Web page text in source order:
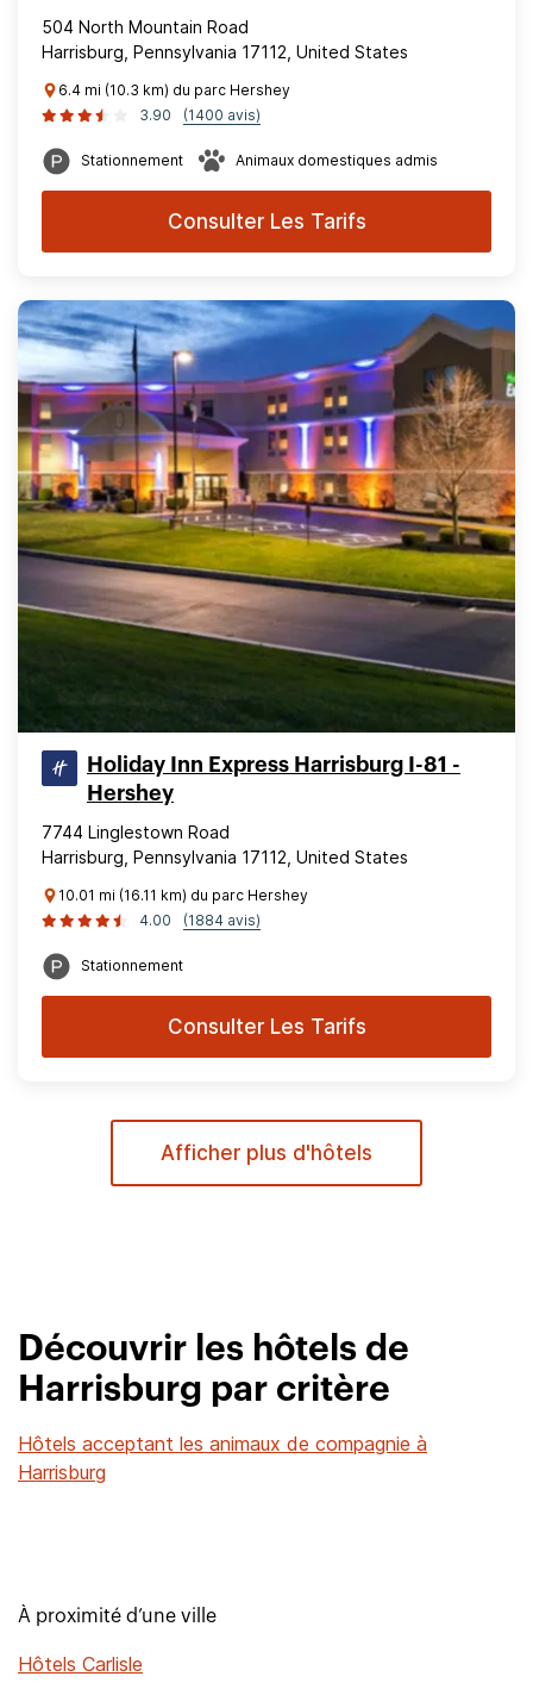
504 North Mountain Road
Harrisburg, Pennsylvania 17112, United States
6.4 mi (10.3 km) du parc Hershey
3.90
(1400 avis)
Stationnement Animaux domestiques admis
Consulter Les Tarifs
Holiday Inn Express Harrisburg I-81 -
Hershey
7744 Linglestown Road
Harrisburg, Pennsylvania 17112, United States
10.01 mi (16.11 km) du parc Hershey
4.00
(1884 avis)
Stationnement
Consulter Les Tarifs
Afficher plus d'hôtels
Découvrir les hôtels de
Harrisburg par critère
Hôtels acceptant les animaux de compagnie à
Harrisburg
À proximité d’une ville
Hôtels Carlisle